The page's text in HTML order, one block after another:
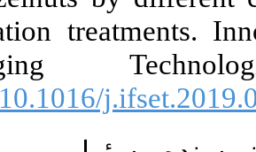
irradiation
Emerging
[DOI:10.1016/